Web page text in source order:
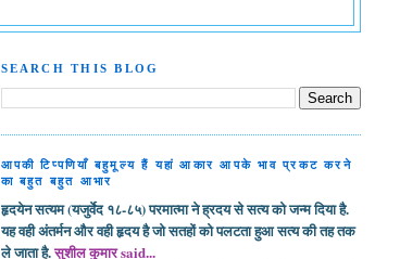
SEARCH THIS BLOG
आपकी टिप्पणियाँ बहुमूल्य हैं यहां आकार आपके भाव प्रकट करने
का बहुत बहुत आभार
हृदयेन सत्यम (यजुर्वेद १८-८५) परमात्मा ने ह्रदय से सत्य को जन्म दिया है.
यह वही अंतर्मन और वही हृदय है जो सतहों को पलटता हुआ सत्य की तह तक
ले जाता है.सुशील कुमार said...